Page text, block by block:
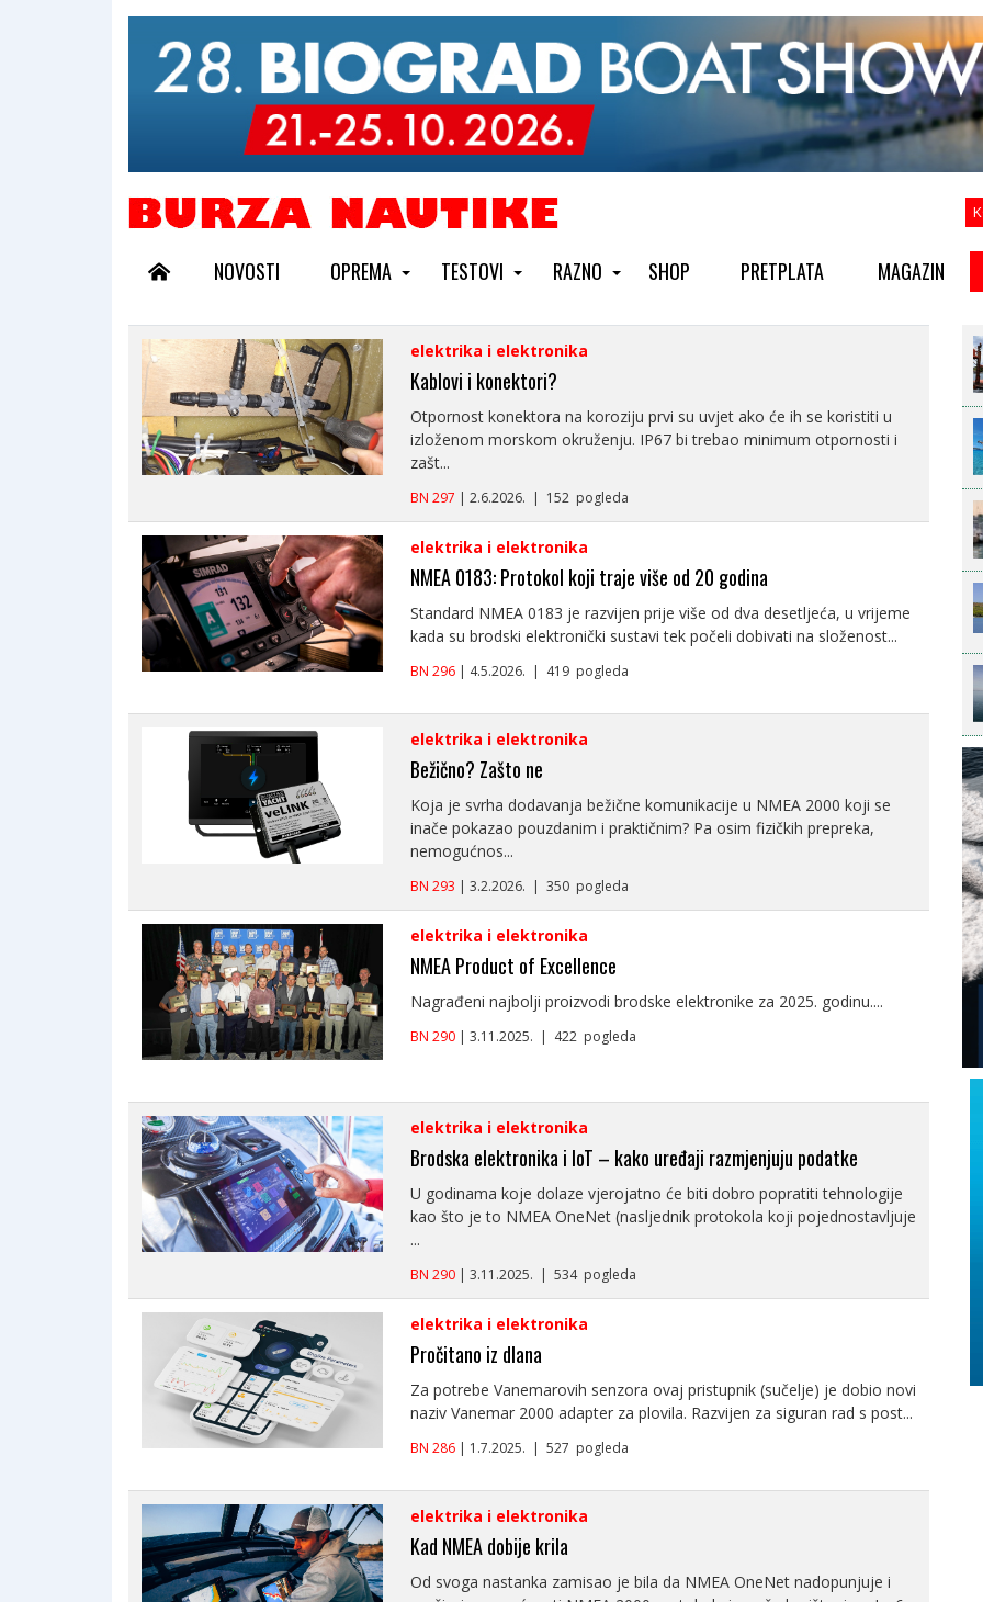
NOVOSTI OPREMA TESTOVI RAZNO SHOP PRETPLATA MAGAZIN
elektrika i elektronika
Kablovi i konektori?
Otpornost konektora na koroziju prvi su uvjet ako će ih se koristiti u
izloženom morskom okruženju. IP67 bi trebao minimum otpornosti i
zašt...
BN 297 | 2.6.2026. | 152 pogleda
elektrika i elektronika
NMEA 0183: Protokol koji traje više od 20 godina
Standard NMEA 0183 je razvijen prije više od dva desetljeća, u vrijeme
kada su brodski elektronički sustavi tek počeli dobivati na složenost...
BN 296 | 4.5.2026. | 419 pogleda
elektrika i elektronika
Bežično? Zašto ne
Koja je svrha dodavanja bežične komunikacije u NMEA 2000 koji se
inače pokazao pouzdanim i praktičnim? Pa osim fizičkih prepreka,
nemogućnos...
BN 293 | 3.2.2026. | 350 pogleda
elektrika i elektronika
NMEA Product of Excellence
Nagrađeni najbolji proizvodi brodske elektronike za 2025. godinu....
BN 290 | 3.11.2025. | 422 pogleda
elektrika i elektronika
Brodska elektronika i IoT – kako uređaji razmjenjuju podatke
U godinama koje dolaze vjerojatno će biti dobro popratiti tehnologije
kao što je to NMEA OneNet (nasljednik protokola koji pojednostavljuje
...
BN 290 | 3.11.2025. | 534 pogleda
elektrika i elektronika
Pročitano iz dlana
Za potrebe Vanemarovih senzora ovaj pristupnik (sučelje) je dobio novi
naziv Vanemar 2000 adapter za plovila. Razvijen za siguran rad s post...
BN 286 | 1.7.2025. | 527 pogleda
elektrika i elektronika
Kad NMEA dobije krila
Od svoga nastanka zamisao je bila da NMEA OneNet nadopunjuje i